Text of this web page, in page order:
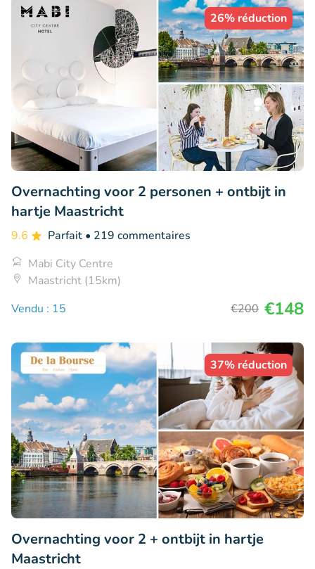
26% réduction
Overnachting voor 2 personen + ontbijt in
hartje Maastricht
9.6 Parfait • 219 commentaires
Mabi City Centre
Maastricht (15km)
Vendu : 15
€200 €148
37% réduction
Overnachting voor 2 + ontbijt in hartje
Maastricht